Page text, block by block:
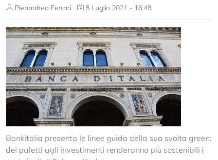
Pierandrea Ferrari 5 Luglio 2021 - 16:48
Bankitalia presenta le linee guida della sua svolta green:
dei paletti agli investimenti renderanno più sostenibili i